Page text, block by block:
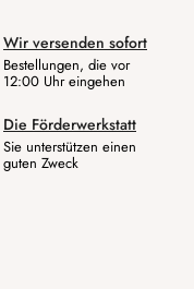
Wir versenden sofort
Bestellungen, die vor
12:00 Uhr eingehen
Die Förderwerkstatt
Sie unterstützen einen
guten Zweck